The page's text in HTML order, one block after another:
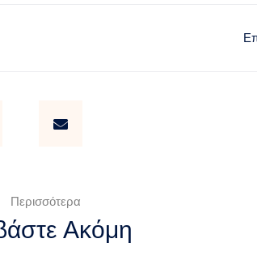
Περισσότερα
Ακόμη